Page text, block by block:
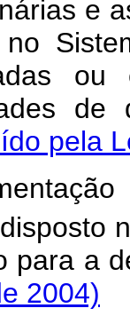
e
ou
pela
2004)